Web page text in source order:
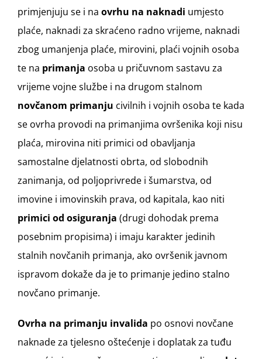
primjenjuju se i na ovrhu na naknadi umjesto
plaće, naknadi za skraćeno radno vrijeme, naknadi
zbog umanjenja plaće, mirovini, plaći vojnih osoba
te na primanja osoba u pričuvnom sastavu za
vrijeme vojne službe i na drugom stalnom
novčanom primanju civilnih i vojnih osoba te kada
se ovrha provodi na primanjima ovršenika koji nisu
plaća, mirovina niti primici od obavljanja
samostalne djelatnosti obrta, od slobodnih
zanimanja, od poljoprivrede i šumarstva, od
imovine i imovinskih prava, od kapitala, kao niti
primici od osiguranja (drugi dohodak prema
posebnim propisima) i imaju karakter jedinih
stalnih novčanih primanja, ako ovršenik javnom
ispravom dokaže da je to primanje jedino stalno
novčano primanje.
Ovrha na primanju invalida po osnovi novčane
naknade za tjelesno oštećenje i doplatak za tuđu